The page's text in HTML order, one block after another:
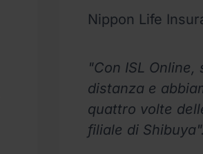
Nippon Life
"Con ISL
distanza e
quattro volte
filiale di Shibuya".